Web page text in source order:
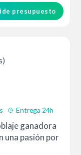
presupuesto
Entrega 24h
ganadora
una pasión por